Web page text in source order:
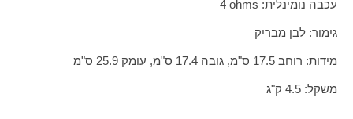
עכבה נומינלית: ohms
גימור: לבן מבריק
מידות: רוחב 17.5 ס"מ, גובה 17.4 ס"מ, עומק 25.9 ס"מ
משקל: 4.5 ק"ג